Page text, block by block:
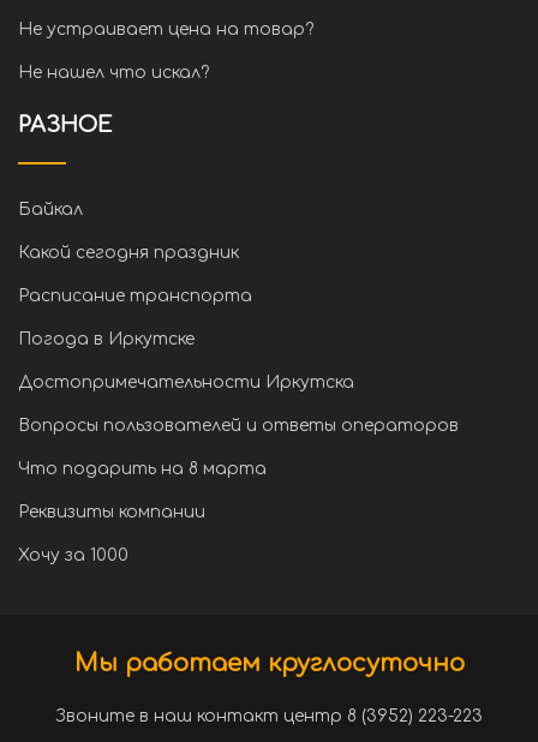
Не устраивает цена на товар?
Не нашел что искал?
РАЗНОЕ
Байкал
Какой сегодня праздник
Расписание транспорта
Погода в Иркутске
Достопримечательности Иркутска
Вопросы пользователей и ответы операторов
Что подарить на 8 марта
Реквизиты компании
Хочу за 1000
Мы работаем круглосуточно
Звоните в наш контакт центр 8 (3952) 223-223